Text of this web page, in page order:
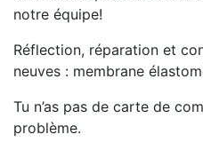
notre équipe!
Réflection, réparation et
neuves : membrane
Tu n’as pas de carte de
problème.